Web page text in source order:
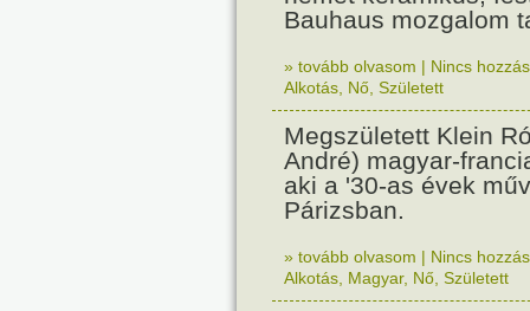
Bauhaus mozgalom
» tovább olvasom | Nincs
Alkotás Nő Született
Megszületett Klein
André) magyar-
aki a '30-as évek
Párizsban.
» tovább olvasom | Nincs
Alkotás Magyar, Nő Született